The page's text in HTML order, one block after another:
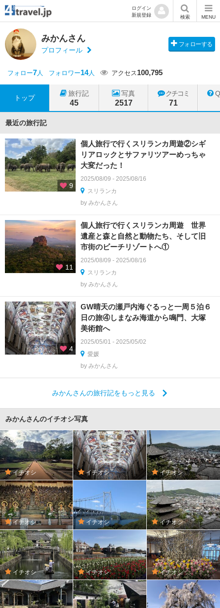
ログイン
新規登録
検索 MENU
みかんさん
プロフィール
フォローする
フォロー7人 フォロワー14人 アクセス100,795
トップ
旅行記
45
写真
2517
クチコミ
71
最近の旅行記
9
個人旅行で行くスリランカ周遊②シギ
リアロックとサファリツアーめっちゃ
大変だった！
2025/08/09 - 2025/08/16
スリランカ
by みかんさん
11
個人旅行で行くスリランカ周遊 世界
遺産と森と自然と動物たち、そして旧
市街のビーチリゾートへ①
2025/08/09 - 2025/08/16
スリランカ
by みかんさん
4
GW晴天の瀬戸内海ぐるっと一周５泊６
日の旅④しまなみ海道から鳴門、大塚
美術館へ
2025/05/01 - 2025/05/02
愛媛
by みかんさん
みかんさんの旅行記をもっと見る
みかんさんのイチオシ写真
イチオシ イチオシ イチオシ
イチオシ イチオシ イチオシ
イチオシ イチオシ イチオシ